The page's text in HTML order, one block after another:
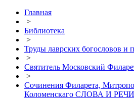
Главная
>
Библиотека
>
Труды лаврских богословов и
>
Святитель Московский
>
Сочинения Филарета,
Коломенскаго СЛОВА И